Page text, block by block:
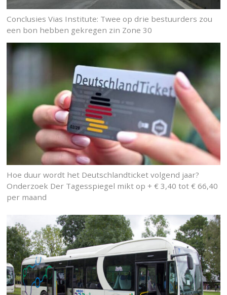
Conclusies Vias Institute: Twee op drie bestuurders zou
een bon hebben gekregen zin Zone 30
Hoe duur wordt het Deutschlandticket volgend jaar?
Onderzoek Der Tagesspiegel mikt op + € 3,40 tot € 66,40
per maand